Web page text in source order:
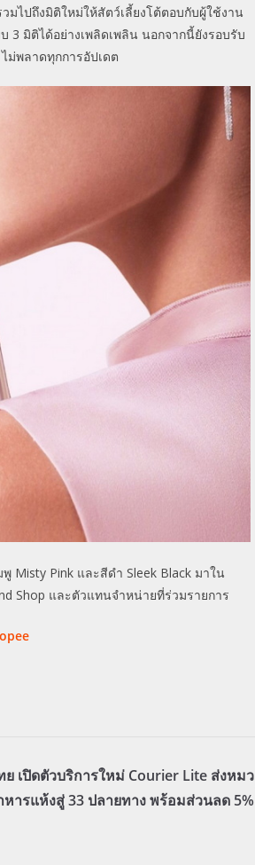
วมไปถึงมิติใหม่ให้สัตว์เลี้ยงโต้ตอบกับผู้ใช้งาน
3 มิติได้อย่างเพลิดเพลิน นอกจากนี้ยังรอบรับ
ม่พลาดทุกการอัปเดต
พู Misty Pink และสีดำ Sleek Black มาใน
Shop และตัวแทนจำหน่ายที่ร่วมรายการ
เปิดตัวบริการใหม่ Courier Lite ส่งหมว
ารแห้งสู่ 33 ปลายทาง พร้อมส่วนลด 5%